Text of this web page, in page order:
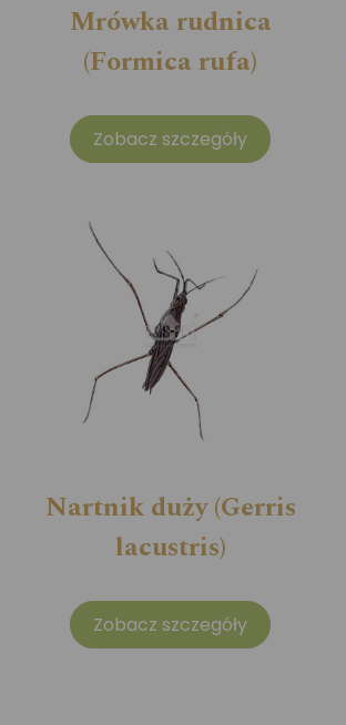
Mrówka rudnica
(Formica rufa)
Zobacz szczegóły
Nartnik duży (Gerris
lacustris)
Zobacz szczegóły